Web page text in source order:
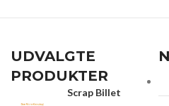
UDVALGTE
PRODUKTER
Scrap Billet